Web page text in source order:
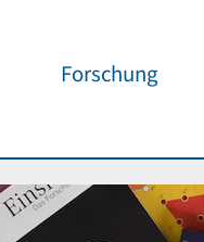
Forschung
Workshop-Support
Seed-Projekte